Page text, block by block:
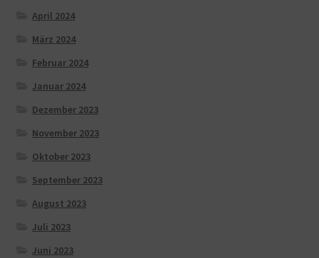
April 2024
März 2024
Februar 2024
Januar 2024
Dezember 2023
November 2023
Oktober 2023
September 2023
August 2023
Juli 2023
Juni 2023